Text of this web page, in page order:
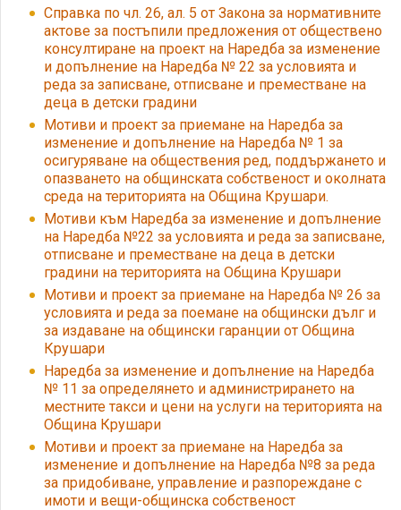
Справка по чл. 26, ал. 5 от Закона за нормативните
актове за постъпили предложения от обществено
консултиране на проект на Наредба за изменение
и допълнение на Наредба № 22 за условията и
реда за записване, отписване и преместване на
деца в детски градини
Мотиви и проект за приемане на Наредба за
изменение и допълнение на Наредба № 1 за
осигуряване на обществения ред, поддържането и
опазването на общинската собственост и околната
среда на територията на Община Крушари.
Мотиви към Наредба за изменение и допълнение
на Наредба №22 за условията и реда за записване,
отписване и преместване на деца в детски
градини на територията на Община Крушари
Мотиви и проект за приемане на Наредба № 26 за
условията и реда за поемане на общински дълг и
за издаване на общински гаранции от Община
Крушари
Наредба за изменение и допълнение на Наредба
№ 11 за определянето и администрирането на
местните такси и цени на услуги на територията на
Община Крушари
Мотиви и проект за приемане на Наредба за
изменение и допълнение на Наредба №8 за реда
за придобиване, управление и разпореждане с
имоти и вещи-общинска собственост